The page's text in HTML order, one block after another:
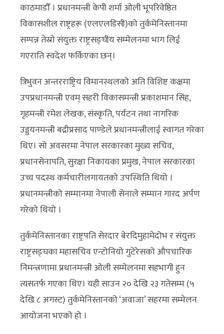
काठमाडौँ । प्रधानमन्त्री केपी शर्मा ओली भूपरिवेष्ठित
विकासशील राष्ट्रहरू (एलएलडिसी)को तुर्कमेनिस्तानमा
सम्पन्न तेस्रो संयुक्त राष्ट्रसङ्घीय सम्मेलनमा भाग लिई
गएराति स्वदेश फर्किएका छन्।
त्रिभुवन अन्तरराष्ट्रिय विमानस्थलको अति विशिष्ट कक्षमा
उपप्रधानमन्त्री एवम् सहरी विकासमन्त्री प्रकाशमान सिंह,
गृहमन्त्री रमेश लेखक, संस्कृति, पर्यटन तथा नागरिक
उड्डयनमन्त्री बद्रीप्रसाद पाण्डेले प्रधानमन्त्रीलाई स्वागत गरेका
थिए। सो अवसरमा नेपाल सरकारका मुख्य सचिव,
प्रधानसेनापति, सुरक्षा निकायका प्रमुख, नेपाल सरकारका
उच्च पदस्थ कर्मचारीलगायतको उपस्थिति थियो ।
प्रधानमन्त्रीको सम्मानमा नेपाली सेनाले सम्मान गारद अर्पण
गरेको थियो ।
तुर्कमेनिस्तानका राष्ट्रपति सेरदार बेरदिमुहामेदोभ र संयुक्त
राष्ट्रसङ्घका महासचिव एन्टोनियो गुटेरेसको औपचारिक
निमन्त्रणामा प्रधानमन्त्री ओली सम्मेलनमा सहभागी हुन
त्यसतर्फ गएका थिए। यही साउन २० देखि २३ गतेसम्म (५
देखि ८ अगस्ट) तुर्कमेनिस्तानको ‘अवाजा’ सहरमा सम्मेलन
आयोजना भएको हो ।